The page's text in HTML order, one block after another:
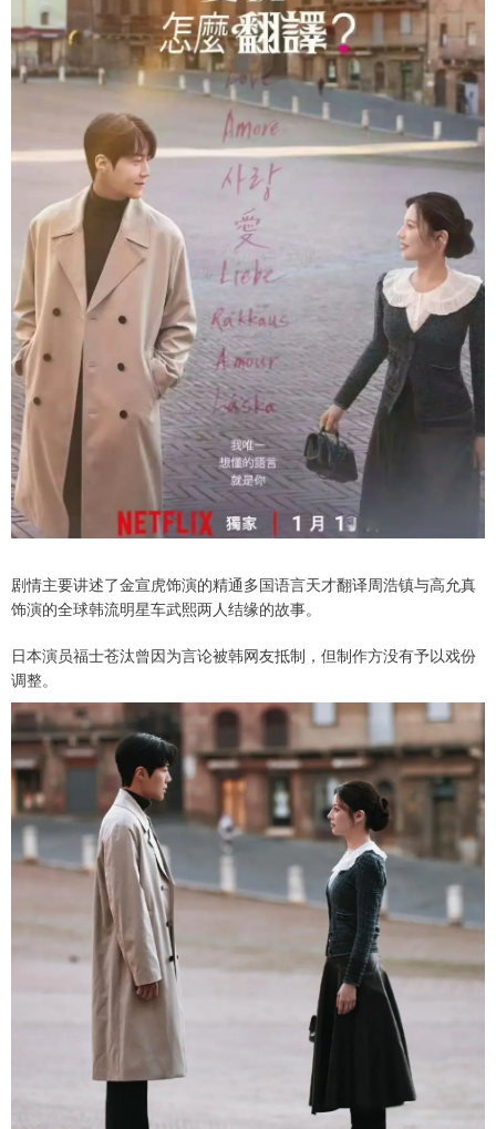
剧情主要讲述了金宣虎饰演的精通多国语言天才翻译周浩镇与高允真
饰演的全球韩流明星车武熙两人结缘的故事。
日本演员福士苍汰曾因为言论被韩网友抵制，但制作方没有予以戏份
调整。